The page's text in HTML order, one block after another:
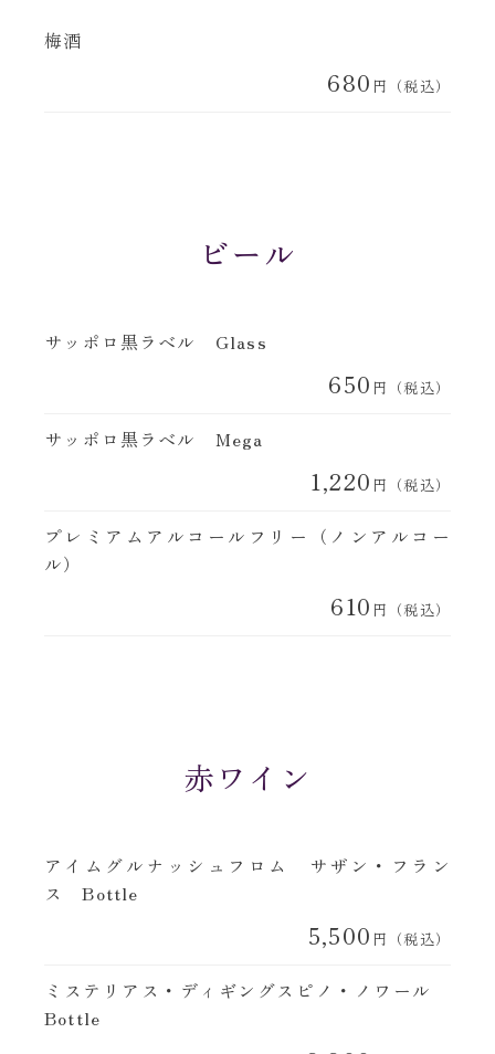
梅酒
680 円（税込）
ビール
サッポロ黒ラベル Glass
650 円（税込）
サッポロ黒ラベル Mega
1,220 円（税込）
プレミアムアルコールフリー（ノンアルコー
ル）
610 円（税込）
赤ワイン
アイムグルナッシュフロム サザン・フラン
ス Bottle
5,500 円（税込）
ミステリアス・ディギングスピノ・ノワール
Bottle